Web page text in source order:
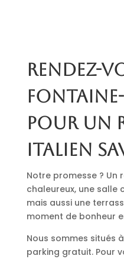
Rendez-
Fontaine-
pour un
italien
Notre promesse ?
chaleureux, une
mais aussi une
moment de bonheur
Nous sommes situés
parking gratuit. Pour